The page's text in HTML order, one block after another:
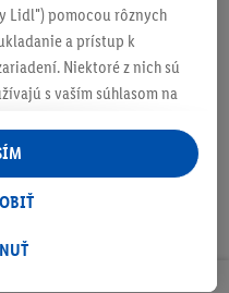
Lidl") pomocou rôznych
a prístup k
Niektoré z nich sú
s vaším súhlasom na
Lidl aj mimo nich. Ak
tieto účely sa spracúvajú
v obchode.
sa prihlásite do svojho